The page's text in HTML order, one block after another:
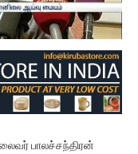
பாலச்சந்திரன்